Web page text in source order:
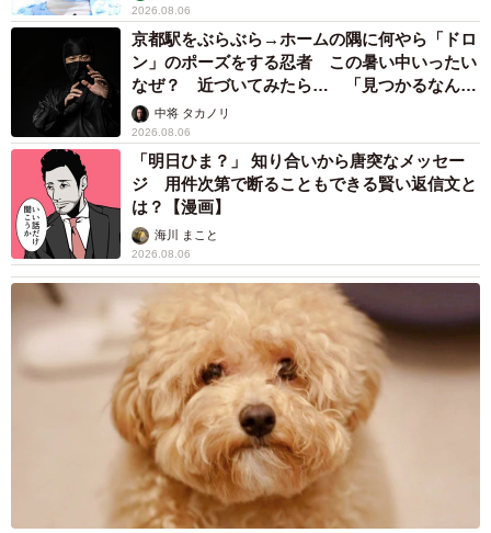
2026.08.06
京都駅をぶらぶら→ホームの隅に何やら「ドロ
ン」のポーズをする忍者 この暑い中いったい
なぜ？ 近づいてみたら… 「見つかるなんて
未熟」中将 タカノリ
2026.08.06
「明日ひま？」 知り合いから唐突なメッセー
ジ 用件次第で断ることもできる賢い返信文と
は？【漫画】
海川 まこと
2026.08.06